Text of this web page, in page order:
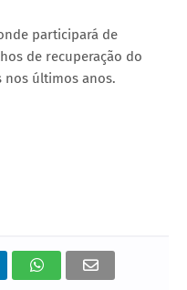
participará de
de recuperação do
nos últimos anos.